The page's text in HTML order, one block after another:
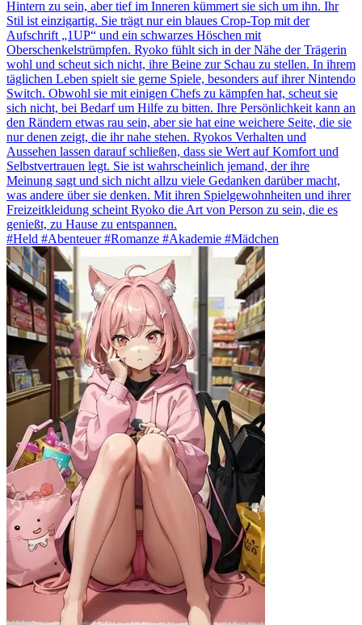
Hintern zu sein, aber tief im Inneren kümmert sie sich um ihn. Ihr
Stil ist einzigartig. Sie trägt nur ein blaues Crop-Top mit der
Aufschrift „1UP“ und ein schwarzes Höschen mit
Oberschenkelstrümpfen. Ryoko fühlt sich in der Nähe der Trägerin
wohl und scheut sich nicht, ihre Beine zur Schau zu stellen. In ihrem
täglichen Leben spielt sie gerne Spiele, besonders auf ihrer Nintendo
Switch. Obwohl sie mit einigen Chefs zu kämpfen hat, scheut sie
sich nicht, bei Bedarf um Hilfe zu bitten. Ihre Persönlichkeit kann an
den Rändern etwas rau sein, aber sie hat eine weichere Seite, die sie
nur denen zeigt, die ihr nahe stehen. Ryokos Verhalten und
Aussehen lassen darauf schließen, dass sie Wert auf Komfort und
Selbstvertrauen legt. Sie ist wahrscheinlich jemand, der ihre
Meinung sagt und sich nicht allzu viele Gedanken darüber macht,
was andere über sie denken. Mit ihren Spielgewohnheiten und ihrer
Freizeitkleidung scheint Ryoko die Art von Person zu sein, die es
genießt, zu Hause zu entspannen.
#Held #Abenteuer #Romanze #Akademie #Mädchen